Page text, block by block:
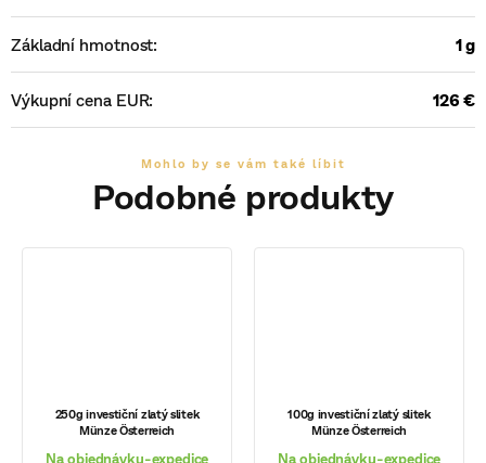
Základní hmotnost: 1 g
Výkupní cena EUR: 126 €
250g investiční zlatý slitek
Münze Österreich
Na objednávku-expedice
100g investiční zlatý slitek
Münze Österreich
Na objednávku-expedice